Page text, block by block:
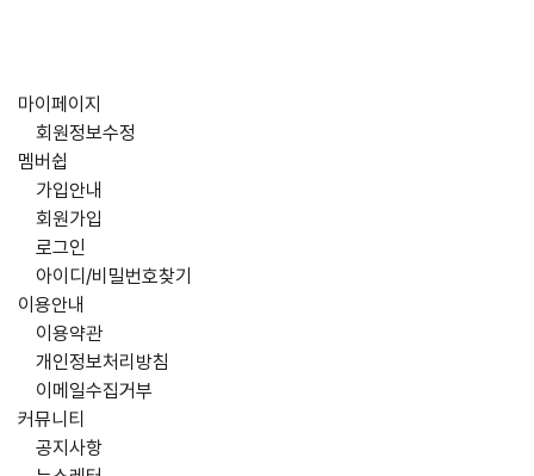
마이페이지
회원정보수정
멤버쉽
가입안내
회원가입
로그인
아이디/비밀번호찾기
이용안내
이용약관
개인정보처리방침
이메일수집거부
커뮤니티
공지사항